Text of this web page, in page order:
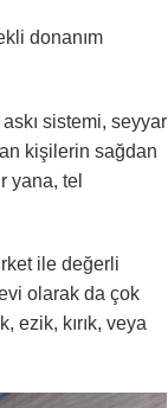
donanım
sistemi, seyyar
kişilerin sağdan
yana, tel
ile değerli
olarak da çok
ezik, kırık, veya